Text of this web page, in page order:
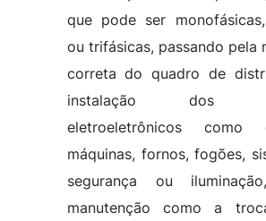
que pode ser
ou trifásicas, passando pela
correta do quadro de
instalação dos
eletroeletrônicos como
máquinas, fornos, fogões,
segurança ou
manutenção como a